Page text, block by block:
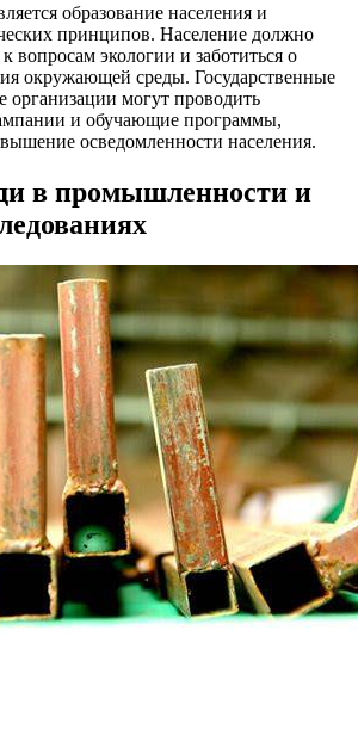
образование населения и
принципов. Население должно
вопросам экологии и заботиться о
окружающей среды. Государственные
организации могут проводить
и обучающие программы,
осведомленности населения.
в промышленности и